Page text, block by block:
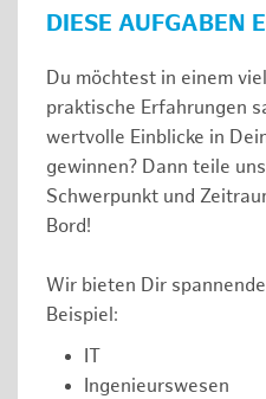
DIESE AUFGABEN
Du möchtest in einem
praktische Erfahrungen
wertvolle Einblicke in
gewinnen? Dann teile
Schwerpunkt und
Bord!
Wir bieten Dir
Beispiel:
IT
Ingenieurswesen